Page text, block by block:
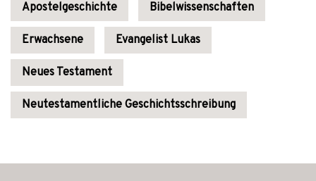
Apostelgeschichte Bibelwissenschaften
Erwachsene Evangelist Lukas
Neues Testament
Neutestamentliche Geschichtsschreibung